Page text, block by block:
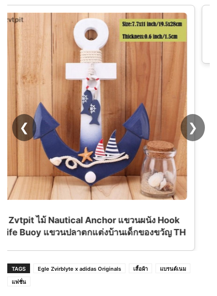
เข็มกลัดโลหะ รูปกลุ่มดาวสิบสองกลุ่มดาว หมุนได้
สําหรับตกแต่งเสื้อผ้า กระเป๋า
❮ ❯
TAGS Egle Zvirblyte x adidas Originals เสื้อผ้า
แบรนด์เนม
แฟชั่น